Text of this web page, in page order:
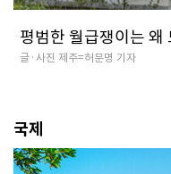
평범한 월급쟁이는 왜
글·사진 제주=허문명 기자
국제